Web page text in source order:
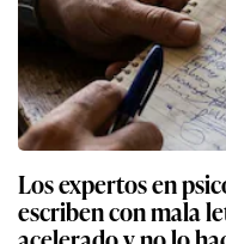
Los expertos en
escriben con mala